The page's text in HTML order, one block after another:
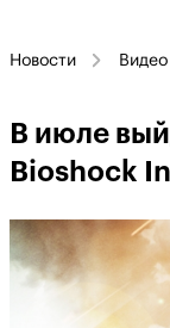
Новости Видео
В июле
Bioshock